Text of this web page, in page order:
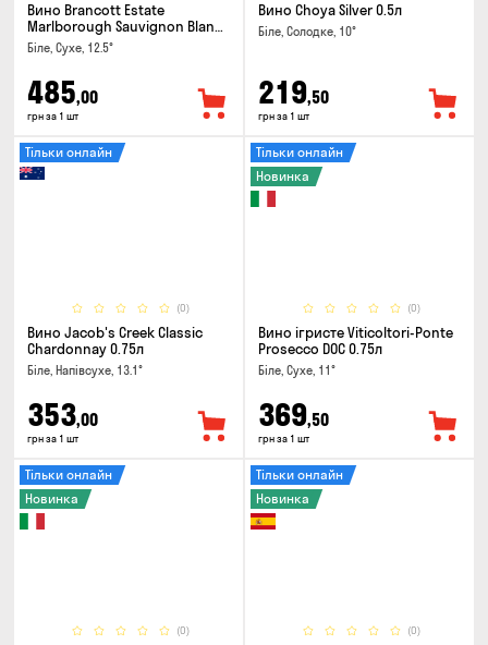
Вино Brancott Estate
Marlborough Sauvignon Blanc
0.75л
Біле, Сухе, 12.5°
485,00
грн за 1 шт
Вино Choya Silver 0.5л
Біле, Солодке, 10°
219,50
грн за 1 шт
(0)
Тільки онлайн
Вино Jacob's Creek Classic
Chardonnay 0.75л
Біле, Напівсухе, 13.1°
353,00
грн за 1 шт
(0)
Тільки онлайн
Новинка
Вино ігристе Viticoltori-Ponte
Prosecco DOC 0.75л
Біле, Сухе, 11°
369,50
грн за 1 шт
(0)
Тільки онлайн
Новинка
(0)
Тільки онлайн
Новинка